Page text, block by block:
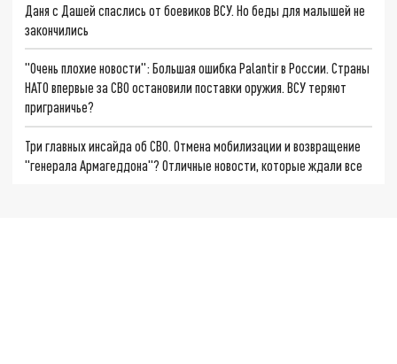
Даня с Дашей спаслись от боевиков ВСУ. Но беды для малышей не
закончились
"Очень плохие новости": Большая ошибка Palantir в России. Страны
НАТО впервые за СВО остановили поставки оружия. ВСУ теряют
приграничье?
Три главных инсайда об СВО. Отмена мобилизации и возвращение
"генерала Армагеддона"? Отличные новости, которые ждали все